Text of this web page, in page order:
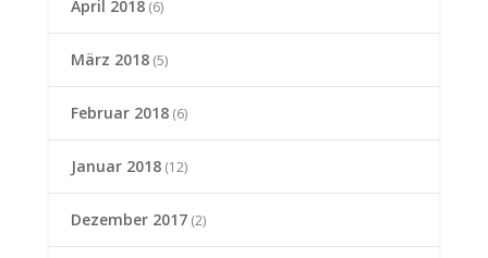
April 2018(6)
März 2018(5)
Februar 2018(6)
Januar 2018(12)
Dezember 2017(2)